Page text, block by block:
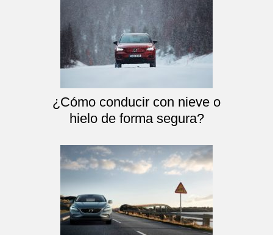
¿Cómo conducir con nieve o
hielo de forma segura?